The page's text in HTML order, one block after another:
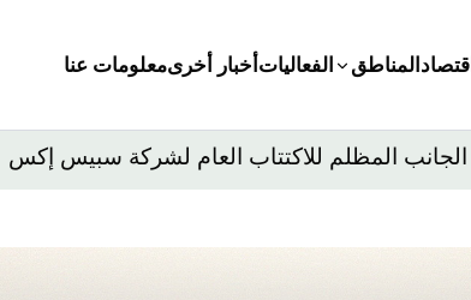
اقتصاد المناطق الفعاليات أخبار أخرىمعلومات عنا
الجانب المظلم للاكتتاب العام لشركة سبيس إكس